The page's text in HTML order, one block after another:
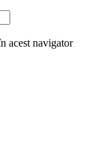
acest navigator